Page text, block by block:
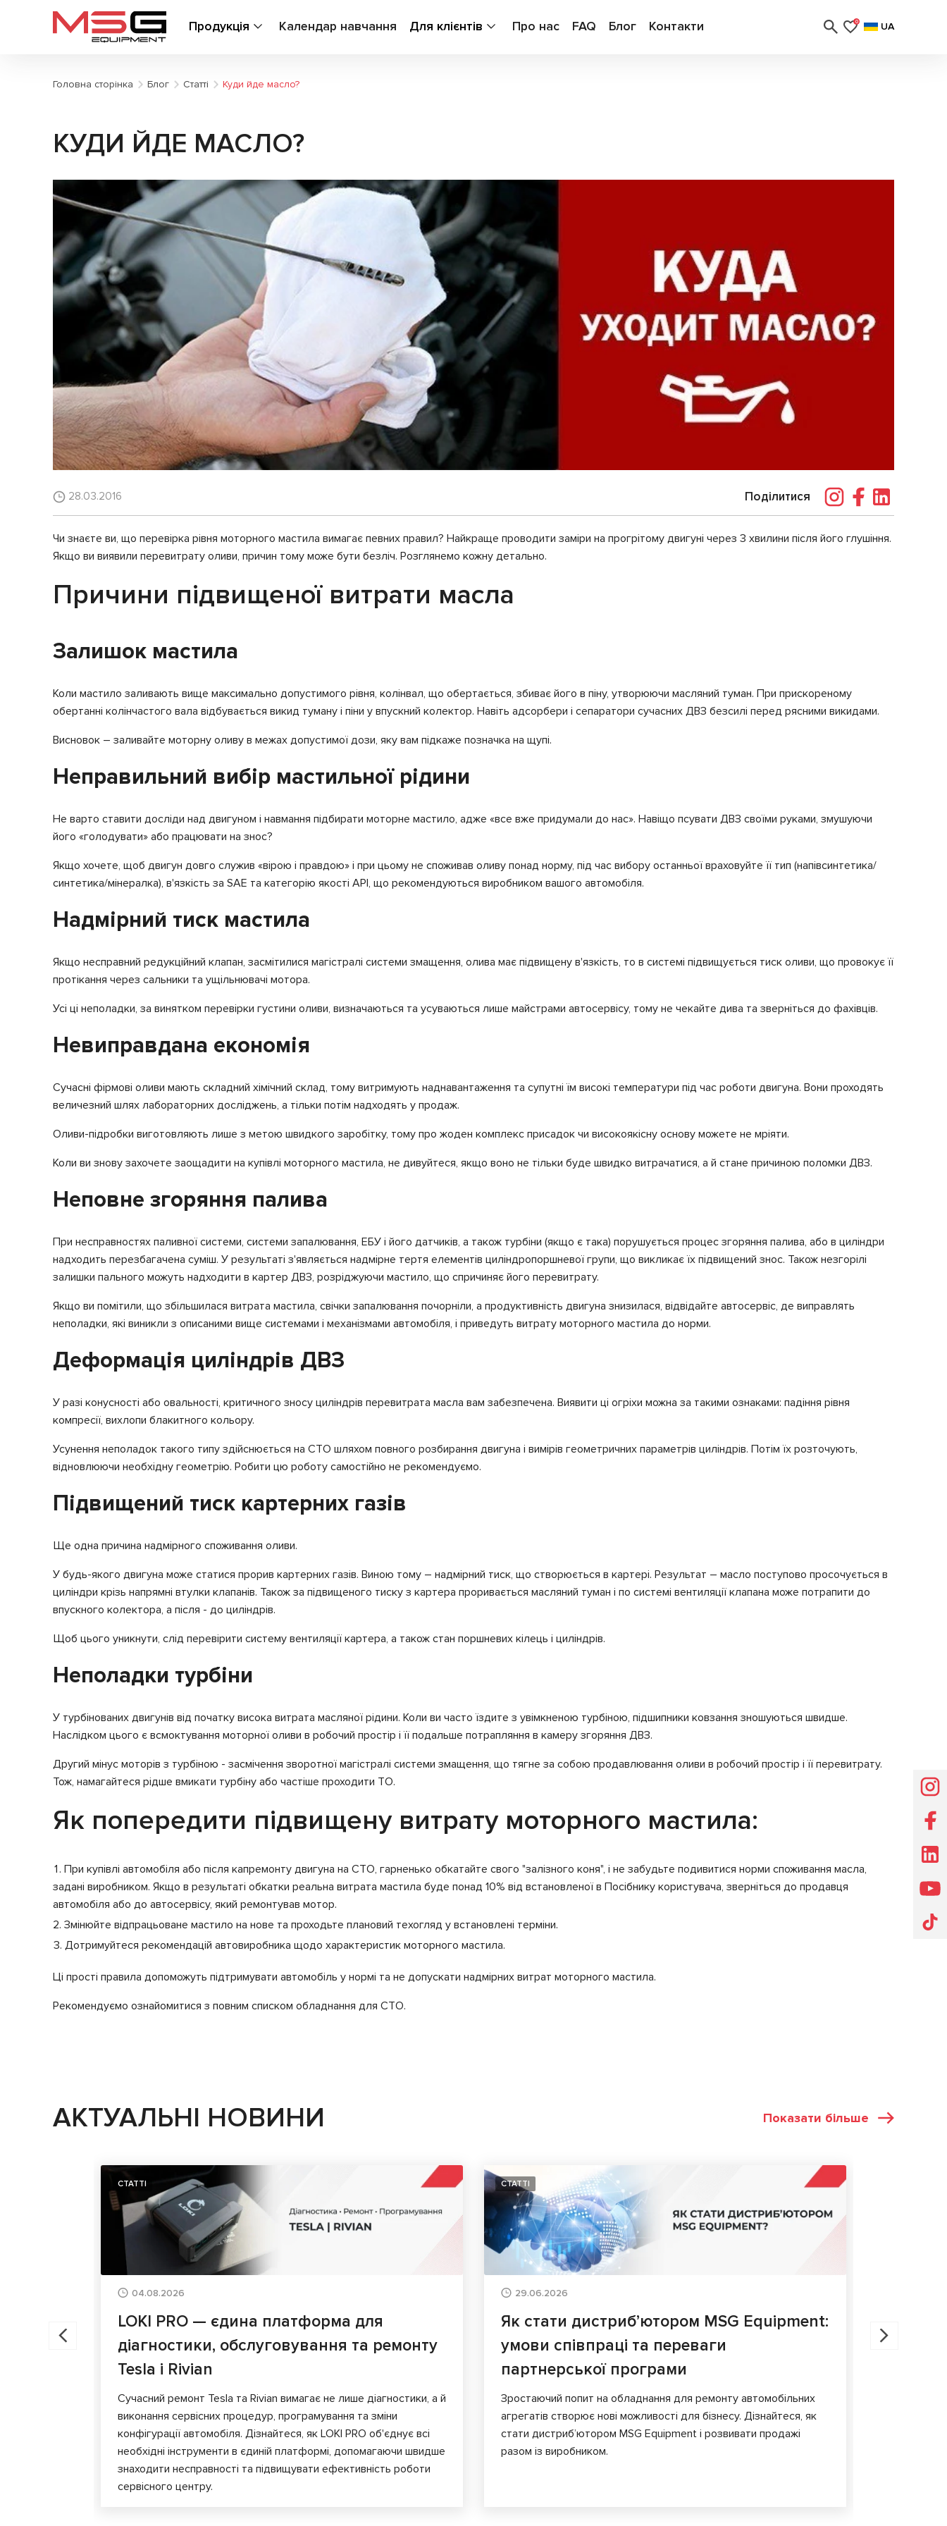
Продукція Календар навчання Для клієнтів Про нас FAQ Блог Контакти 0 UA
Головна сторінка Блог Статті Куди йде масло?
КУДИ ЙДЕ МАСЛО?
28.03.2016 Поділитися
Чи знаєте ви, що перевірка рівня моторного мастила вимагає певних правил? Найкраще проводити заміри на прогрітому двигуні через 3 хвилини після його глушіння.
Якщо ви виявили перевитрату оливи, причин тому може бути безліч. Розглянемо кожну детально.
Причини підвищеної витрати масла
Залишок мастила
Коли мастило заливають вище максимально допустимого рівня, колінвал, що обертається, збиває його в піну, утворюючи масляний туман. При прискореному
обертанні колінчастого вала відбувається викид туману і піни у впускний колектор. Навіть адсорбери і сепаратори сучасних ДВЗ безсилі перед рясними викидами.
Висновок – заливайте моторну оливу в межах допустимої дози, яку вам підкаже позначка на щупі.
Неправильний вибір мастильної рідини
Не варто ставити досліди над двигуном і навмання підбирати моторне мастило, адже «все вже придумали до нас». Навіщо псувати ДВЗ своїми руками, змушуючи
його «голодувати» або працювати на знос?
Якщо хочете, щоб двигун довго служив «вірою і правдою» і при цьому не споживав оливу понад норму, під час вибору останньої враховуйте її тип (напівсинтетика/
синтетика/мінералка), в'язкість за SAE та категорію якості API, що рекомендуються виробником вашого автомобіля.
Надмірний тиск мастила
Якщо несправний редукційний клапан, засмітилися магістралі системи змащення, олива має підвищену в'язкість, то в системі підвищується тиск оливи, що провокує її
протікання через сальники та ущільнювачі мотора.
Усі ці неполадки, за винятком перевірки густини оливи, визначаються та усуваються лише майстрами автосервісу, тому не чекайте дива та зверніться до фахівців.
Невиправдана економія
Сучасні фірмові оливи мають складний хімічний склад, тому витримують наднавантаження та супутні їм високі температури під час роботи двигуна. Вони проходять
величезний шлях лабораторних досліджень, а тільки потім надходять у продаж.
Оливи-підробки виготовляють лише з метою швидкого заробітку, тому про жоден комплекс присадок чи високоякісну основу можете не мріяти.
Коли ви знову захочете заощадити на купівлі моторного мастила, не дивуйтеся, якщо воно не тільки буде швидко витрачатися, а й стане причиною поломки ДВЗ.
Неповне згоряння палива
При несправностях паливної системи, системи запалювання, ЕБУ і його датчиків, а також турбіни (якщо є така) порушується процес згоряння палива, або в циліндри
надходить перезбагачена суміш. У результаті з'являється надмірне тертя елементів циліндропоршневої групи, що викликає їх підвищений знос. Також незгорілі
залишки пального можуть надходити в картер ДВЗ, розріджуючи мастило, що спричиняє його перевитрату.
Якщо ви помітили, що збільшилася витрата мастила, свічки запалювання почорніли, а продуктивність двигуна знизилася, відвідайте автосервіс, де виправлять
неполадки, які виникли з описаними вище системами і механізмами автомобіля, і приведуть витрату моторного мастила до норми.
Деформація циліндрів ДВЗ
У разі конусності або овальності, критичного зносу циліндрів перевитрата масла вам забезпечена. Виявити ці огріхи можна за такими ознаками: падіння рівня
компресії, вихлопи блакитного кольору.
Усунення неполадок такого типу здійснюється на СТО шляхом повного розбирання двигуна і вимірів геометричних параметрів циліндрів. Потім їх розточують,
відновлюючи необхідну геометрію. Робити цю роботу самостійно не рекомендуємо.
Підвищений тиск картерних газів
Ще одна причина надмірного споживання оливи.
У будь-якого двигуна може статися прорив картерних газів. Виною тому – надмірний тиск, що створюється в картері. Результат – масло поступово просочується в
циліндри крізь напрямні втулки клапанів. Також за підвищеного тиску з картера проривається масляний туман і по системі вентиляції клапана може потрапити до
впускного колектора, а після - до циліндрів.
Щоб цього уникнути, слід перевірити систему вентиляції картера, а також стан поршневих кілець і циліндрів.
Неполадки турбіни
У турбінованих двигунів від початку висока витрата масляної рідини. Коли ви часто їздите з увімкненою турбіною, підшипники ковзання зношуються швидше.
Наслідком цього є всмоктування моторної оливи в робочий простір і її подальше потрапляння в камеру згоряння ДВЗ.
Другий мінус моторів з турбіною - засмічення зворотної магістралі системи змащення, що тягне за собою продавлювання оливи в робочий простір і її перевитрату.
Тож, намагайтеся рідше вмикати турбіну або частіше проходити ТО.
Як попередити підвищену витрату моторного мастила:
При купівлі автомобіля або після капремонту двигуна на СТО, гарненько обкатайте свого "залізного коня", і не забудьте подивитися норми споживання масла,
задані виробником. Якщо в результаті обкатки реальна витрата мастила буде понад 10% від встановленої в Посібнику користувача, зверніться до продавця
автомобіля або до автосервісу, який ремонтував мотор.
Змінюйте відпрацьоване мастило на нове та проходьте плановий техогляд у встановлені терміни.
Дотримуйтеся рекомендацій автовиробника щодо характеристик моторного мастила.
Ці прості правила допоможуть підтримувати автомобіль у нормі та не допускати надмірних витрат моторного мастила.
Рекомендуємо ознайомитися з повним списком обладнання для СТО.
АКТУАЛЬНІ НОВИНИ Показати більше
СТАТТІ
04.08.2026
LOKI PRO — єдина платформа для
діагностики, обслуговування та ремонту
Tesla і Rivian
Сучасний ремонт Tesla та Rivian вимагає не лише діагностики, а й
виконання сервісних процедур, програмування та зміни
конфігурації автомобіля. Дізнайтеся, як LOKI PRO об'єднує всі
необхідні інструменти в єдиній платформі, допомагаючи швидше
знаходити несправності та підвищувати ефективність роботи
сервісного центру.
СТАТТІ
29.06.2026
Як стати дистриб’ютором MSG Equipment:
умови співпраці та переваги
партнерської програми
Зростаючий попит на обладнання для ремонту автомобільних
агрегатів створює нові можливості для бізнесу. Дізнайтеся, як
стати дистриб’ютором MSG Equipment і розвивати продажі
разом із виробником.